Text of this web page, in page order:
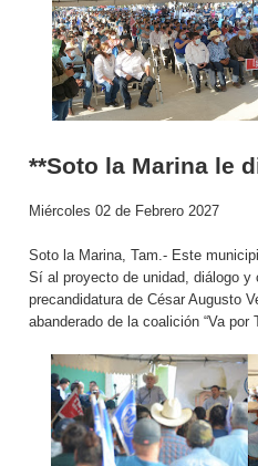
**Soto la Marina le
Miércoles 02 de Febrero 2027
Soto la Marina, Tam.- Este
Sí al proyecto de unidad, diálogo y
precandidatura de César Augusto
abanderado de la coalición “Va por